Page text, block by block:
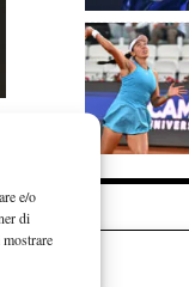
e/o
di